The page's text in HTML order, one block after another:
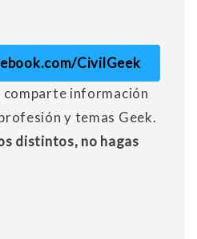
CivilGeek
comparte información
y temas Geek.
distintos, no hagas